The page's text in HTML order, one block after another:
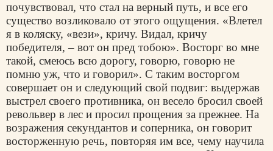
почувствовал, что стал на верный путь, и все его
существо возликовало от этого ощущения. «Влетел
я в коляску, «вези», кричу. Видал, кричу
победителя, – вот он пред тобою». Восторг во мне
такой, смеюсь всю дорогу, говорю, говорю не
помню уж, что и говорил». С таким восторгом
совершает он и следующий свой подвиг: выдержав
выстрел своего противника, он весело бросил своей
револьвер в лес и просил прощения за прежнее. На
возражения секундантов и соперника, он говорит
восторженную речь, повторяя им все, чему научила